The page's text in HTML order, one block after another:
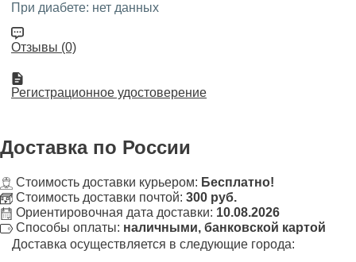
При диабете: нет данных
Отзывы (0)
Регистрационное удостоверение
Доставка по России
Стоимость доставки курьером: Бесплатно!
Стоимость доставки почтой: 300 руб.
Ориентировочная дата доставки: 10.08.2026
Способы оплаты: наличными, банковской картой
Доставка осуществляется в следующие города: